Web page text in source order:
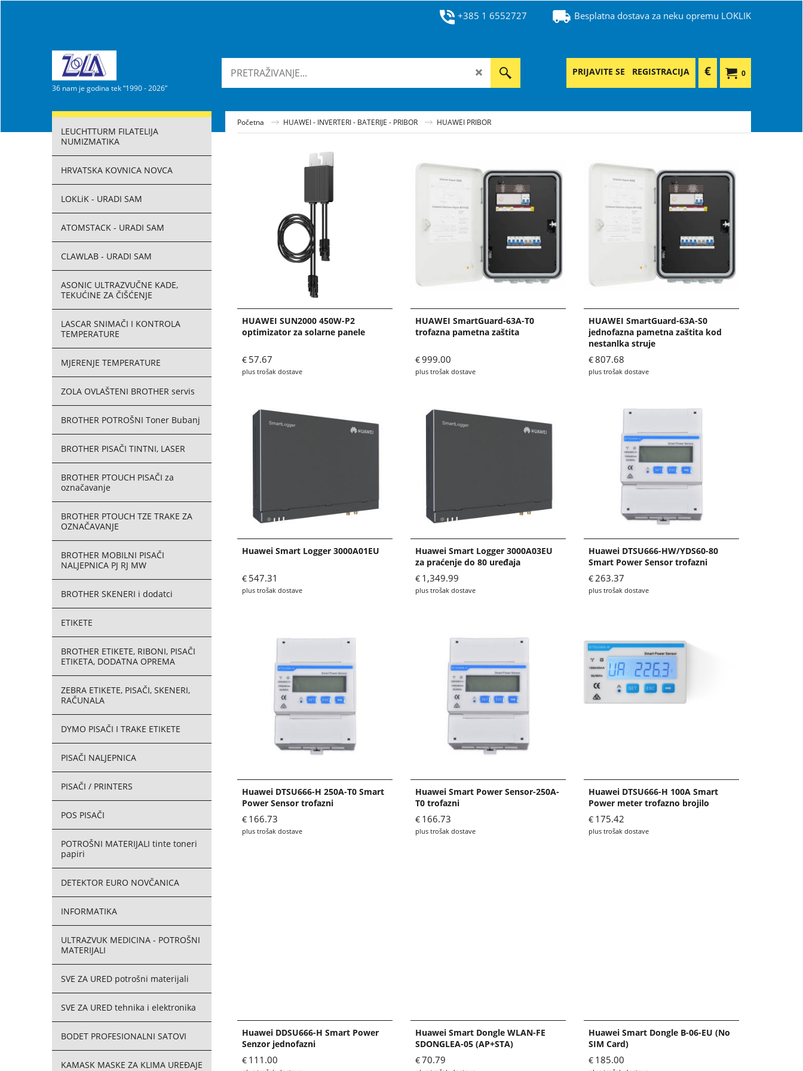
+385 1 6552727 Besplatna dostava za neku opremu LOKLIK
36 nam je godina tek “1990 - 2026”
0
€
PRIJAVITE SE REGISTRACIJA
LEUCHTTURM FILATELIJA
NUMIZMATIKA
HRVATSKA KOVNICA NOVCA
LOKLiK - URADI SAM
ATOMSTACK - URADI SAM
CLAWLAB - URADI SAM
ASONIC ULTRAZVUČNE KADE,
TEKUĆINE ZA ČIŠĆENJE
LASCAR SNIMAČI I KONTROLA
TEMPERATURE
MJERENJE TEMPERATURE
ZOLA OVLAŠTENI BROTHER servis
BROTHER POTROŠNI Toner Bubanj
BROTHER PISAČI TINTNI, LASER
BROTHER PTOUCH PISAČI za
označavanje
BROTHER PTOUCH TZE TRAKE ZA
OZNAČAVANJE
BROTHER MOBILNI PISAČI
NALJEPNICA PJ RJ MW
BROTHER SKENERI i dodatci
ETIKETE
BROTHER ETIKETE, RIBONI, PISAČI
ETIKETA, DODATNA OPREMA
ZEBRA ETIKETE, PISAČI, SKENERI,
RAČUNALA
DYMO PISAČI I TRAKE ETIKETE
PISAČI NALJEPNICA
PISAČI / PRINTERS
POS PISAČI
POTROŠNI MATERIJALI tinte toneri
papiri
DETEKTOR EURO NOVČANICA
INFORMATIKA
ULTRAZVUK MEDICINA - POTROŠNI
MATERIJALI
SVE ZA URED potrošni materijali
SVE ZA URED tehnika i elektronika
BODET PROFESIONALNI SATOVI
KAMASK MASKE ZA KLIMA UREĐAJE
Početna HUAWEI - INVERTERI - BATERIJE - PRIBOR HUAWEI PRIBOR
HUAWEI SUN2000 450W-P2
optimizator za solarne panele
€ 57.67
plus trošak dostave
HUAWEI SmartGuard-63A-T0
trofazna pametna zaštita
€999.00
plus trošak dostave
HUAWEI SmartGuard-63A-S0
jednofazna pametna zaštita kod
nestanlka struje
€807.68
plus trošak dostave
Huawei Smart Logger 3000A01EU
€ 547.31
plus trošak dostave
Huawei Smart Logger 3000A03EU
za praćenje do 80 uređaja
€ 1,349.99
plus trošak dostave
Huawei DTSU666-HW/YDS60-80
Smart Power Sensor trofazni
€263.37
plus trošak dostave
Huawei DTSU666-H 250A-T0 Smart
Power Sensor trofazni
€ 166.73
plus trošak dostave
Huawei Smart Power Sensor-250A-
T0 trofazni
€ 166.73
plus trošak dostave
Huawei DTSU666-H 100A Smart
Power meter trofazno brojilo
€ 175.42
plus trošak dostave
Huawei DDSU666-H Smart Power
Senzor jednofazni
€ 111.00
Huawei Smart Dongle WLAN-FE
SDONGLEA-05 (AP+STA)
€70.79
Huawei Smart Dongle B-06-EU (No
SIM Card)
€ 185.00